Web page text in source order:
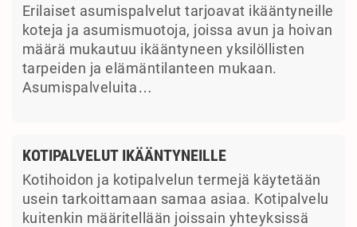
Erilaiset asumispalvelut tarjoavat ikääntyneille
koteja ja asumismuotoja, joissa avun ja hoivan
määrä mukautuu ikääntyneen yksilöllisten
tarpeiden ja elämäntilanteen mukaan.
Asumispalveluita…
KOTIPALVELUT IKÄÄNTYNEILLE
Kotihoidon ja kotipalvelun termejä käytetään
usein tarkoittamaan samaa asiaa. Kotipalvelu
kuitenkin määritellään joissain yhteyksissä